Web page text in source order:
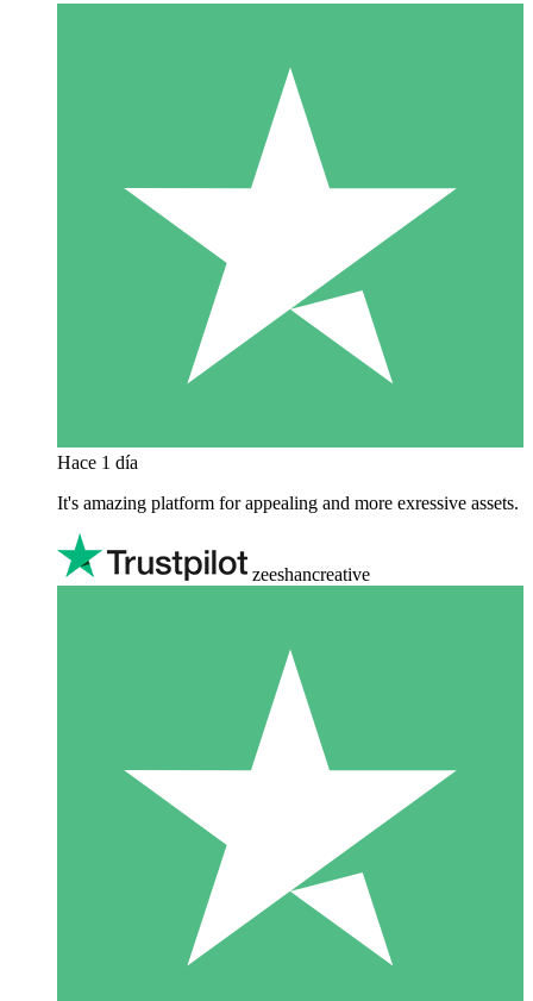
Hace 1 día
It's amazing platform for appealing and more exressive assets.
zeeshancreative